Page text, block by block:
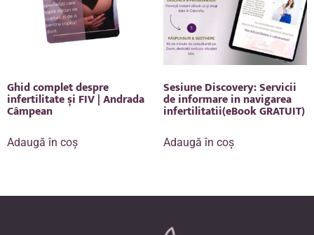
Ghid complet despre
infertilitate și FIV | Andrada
Câmpean
Adaugă în coș
Sesiune Discovery: Servicii
de informare in navigarea
infertilitatii(eBook GRATUIT)
Adaugă în coș